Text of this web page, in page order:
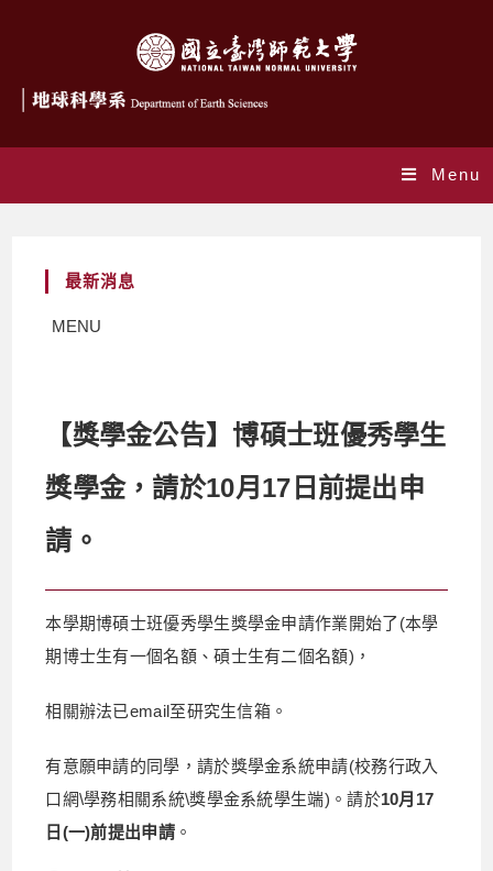
Menu
最新消息
MENU
【獎學金公告】博碩士班優秀學生
獎學金，請於10月17日前提出申
請。
本學期博碩士班優秀學生獎學金申請作業開始了(本學
期博士生有一個名額、碩士生有二個名額)，
相關辦法已email至研究生信箱。
有意願申請的同學，請於獎學金系統申請(校務行政入
口網\學務相關系統\獎學金系統學生端)。請於10月17
日 (一)前提出申請。